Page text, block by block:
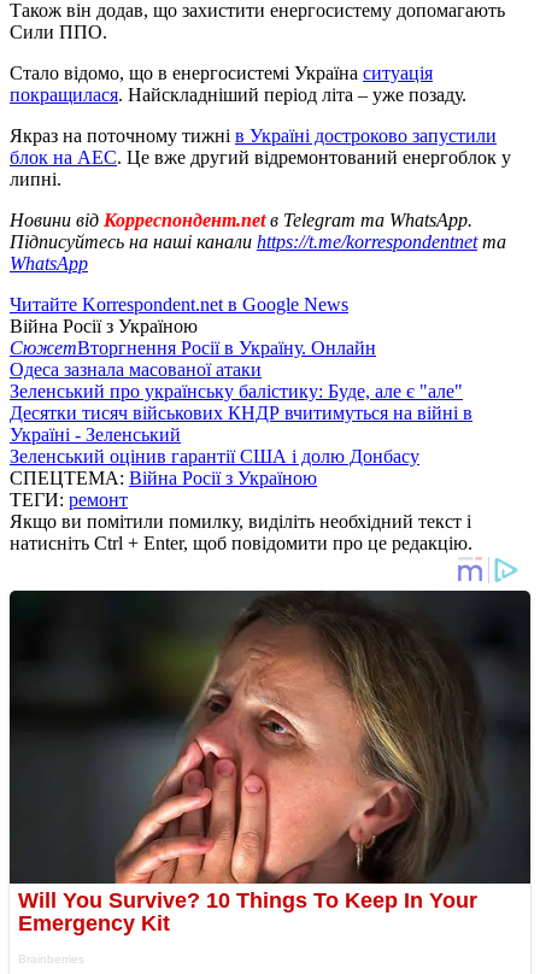
Також він додав, що захистити енергосистему допомагають
Сили ППО.
Стало відомо, що в енергосистемі Україна ситуація
покращилася. Найскладніший період літа – уже позаду.
Якраз на поточному тижні в Україні достроково запустили
блок на АЕС. Це вже другий відремонтований енергоблок у
липні.
Новини від Корреспондент.netв Telegram та WhatsApp.
Підписуйтесь на наші канали https://t.me/korrespondentnetта
WhatsApp
Читайте Korrespondent.net в Google News
Війна Росії з Україною
СюжетВторгнення Росії в Україну. Онлайн
Одеса зазнала масованої атаки
Зеленський про українську балістику: Буде, але є "але"
Десятки тисяч військових КНДР вчитимуться на війні в
Україні - Зеленський
Зеленський оцінив гарантії США і долю Донбасу
СПЕЦТЕМА: Війна Росії з Україною
ТЕГИ: ремонт
Якщо ви помітили помилку, виділіть необхідний текст і
натисніть Ctrl + Enter, щоб повідомити про це редакцію.